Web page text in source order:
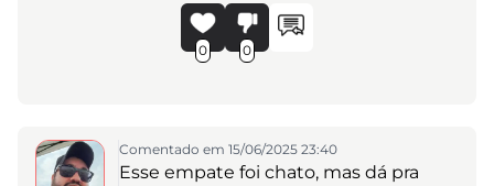
0 0
Comentado em 15/06/2025 23:40
Esse empate foi chato, mas dá pra